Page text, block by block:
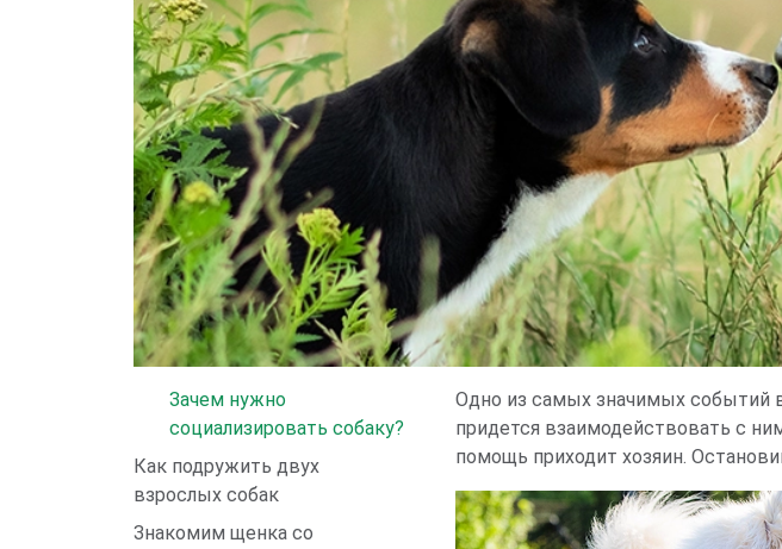
Зачем нужно
социализировать собаку?
Как подружить двух
взрослых собак
Знакомим щенка со
Одно из самых значимых событий
придется взаимодействовать с
помощь приходит хозяин.